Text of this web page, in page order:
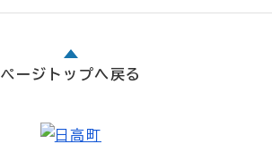
ページトップへ戻る